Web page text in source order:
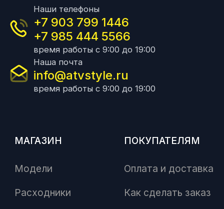
Наши телефоны
+7 903 799 1446
+7 985 444 5566
время работы с 9:00 до 19:00
Наша почта
info@atvstyle.ru
время работы с 9:00 до 19:00
МАГАЗИН
Модели
Расходники
ПОКУПАТЕЛЯМ
Оплата и доставка
Как сделать заказ